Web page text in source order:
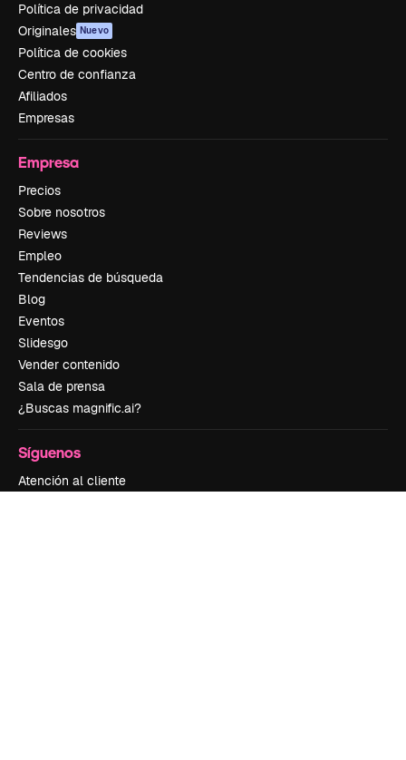
Política de privacidad
Originales Nuevo
Política de cookies
Centro de confianza
Afiliados
Empresas
Empresa
Precios
Sobre nosotros
Reviews
Empleo
Tendencias de búsqueda
Blog
Eventos
Slidesgo
Vender contenido
Sala de prensa
¿Buscas magnific.ai?
Síguenos
Atención al cliente